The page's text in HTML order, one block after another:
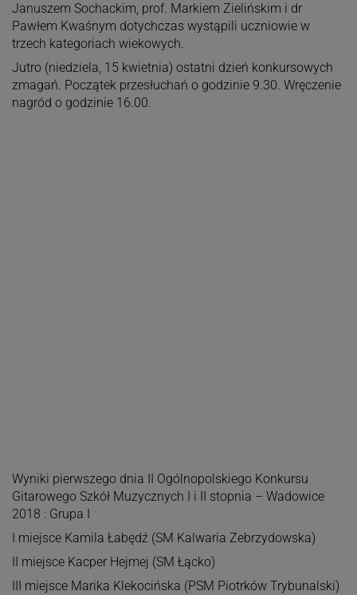
Januszem Sochackim, prof. Markiem Zielińskim i dr
Pawłem Kwaśnym dotychczas wystąpili uczniowie w
trzech kategoriach wiekowych.
Jutro (niedziela, 15 kwietnia) ostatni dzień konkursowych
zmagań. Początek przesłuchań o godzinie 9.30. Wręczenie
nagród o godzinie 16.00.
Wyniki pierwszego dnia II Ogólnopolskiego Konkursu
Gitarowego Szkół Muzycznych I i II stopnia – Wadowice
2018 : Grupa I
I miejsce Kamila Łabędź (SM Kalwaria Zebrzydowska)
II miejsce Kacper Hejmej (SM Łącko)
III miejsce Marika Klekocińska (PSM Piotrków Trybunalski)